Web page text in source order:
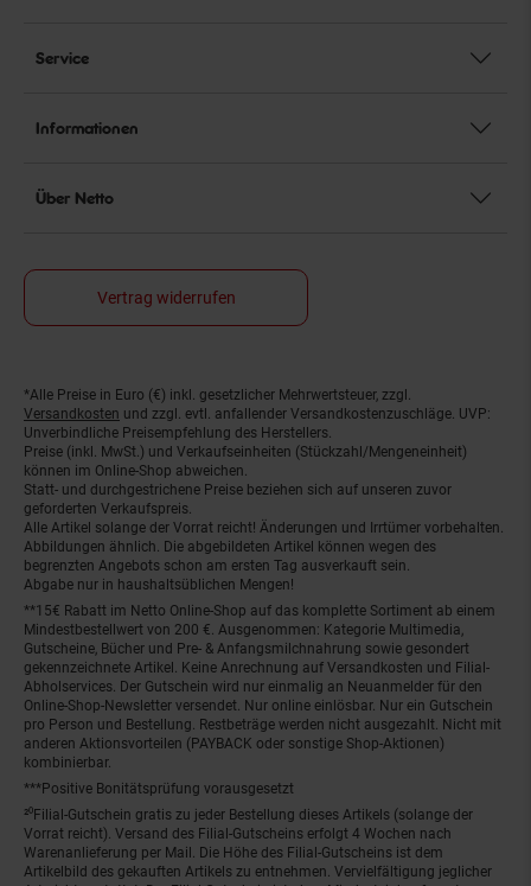
Service
Informationen
Über Netto
Vertrag widerrufen
Fußnoten
*Alle Preise in Euro (€) inkl. gesetzlicher Mehrwertsteuer, zzgl.
Versandkosten und zzgl. evtl. anfallender Versandkostenzuschläge. UVP:
Unverbindliche Preisempfehlung des Herstellers.
Preise (inkl. MwSt.) und Verkaufseinheiten (Stückzahl/Mengeneinheit)
können im Online-Shop abweichen.
Statt- und durchgestrichene Preise beziehen sich auf unseren zuvor
geforderten Verkaufspreis.
Alle Artikel solange der Vorrat reicht! Änderungen und Irrtümer vorbehalten.
Abbildungen ähnlich. Die abgebildeten Artikel können wegen des
begrenzten Angebots schon am ersten Tag ausverkauft sein.
Abgabe nur in haushaltsüblichen Mengen!
**15€ Rabatt im Netto Online-Shop auf das komplette Sortiment ab einem
Mindestbestellwert von 200 €. Ausgenommen: Kategorie Multimedia,
Gutscheine, Bücher und Pre- & Anfangsmilchnahrung sowie gesondert
gekennzeichnete Artikel. Keine Anrechnung auf Versandkosten und Filial-
Abholservices. Der Gutschein wird nur einmalig an Neuanmelder für den
Online-Shop-Newsletter versendet. Nur online einlösbar. Nur ein Gutschein
pro Person und Bestellung. Restbeträge werden nicht ausgezahlt. Nicht mit
anderen Aktionsvorteilen (PAYBACK oder sonstige Shop-Aktionen)
kombinierbar.
***Positive Bonitätsprüfung vorausgesetzt
²⁰Filial-Gutschein gratis zu jeder Bestellung dieses Artikels (solange der
Vorrat reicht). Versand des Filial-Gutscheins erfolgt 4 Wochen nach
Warenanlieferung per Mail. Die Höhe des Filial-Gutscheins ist dem
Artikelbild des gekauften Artikels zu entnehmen. Vervielfältigung jeglicher